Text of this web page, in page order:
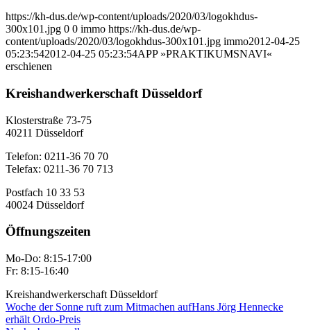
https://kh-dus.de/wp-content/uploads/2020/03/logokhdus-
300x101.jpg 0 0 immo https://kh-dus.de/wp-
content/uploads/2020/03/logokhdus-300x101.jpg immo2012-04-25
05:23:542012-04-25 05:23:54APP »PRAKTIKUMSNAVI«
erschienen
Kreishandwerkerschaft Düsseldorf
Klosterstraße 73-75
40211 Düsseldorf
Telefon: 0211-36 70 70
Telefax: 0211-36 70 713
Postfach 10 33 53
40024 Düsseldorf
Öffnungszeiten
Mo-Do: 8:15-17:00
Fr: 8:15-16:40
Kreishandwerkerschaft Düsseldorf
Woche der Sonne ruft zum Mitmachen aufHans Jörg Hennecke
erhält Ordo-Preis